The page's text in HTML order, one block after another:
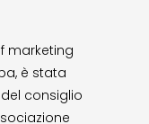
marketing
è stata
consiglio